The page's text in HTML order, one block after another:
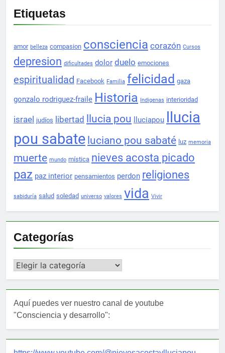
Etiquetas
amor belleza compasion consciencia corazón Cursos
depresion dificultades dolor duelo emociones
espiritualidad Facebook Familia felicidad gaza
gonzalo rodriguez-fraile Historia Indigenas interioridad
israel judíos libertad llucia pou lluciapou llucia
pou sabate luciano pou sabaté luz memoria
muerte mundo mística nieves acosta picado
paz paz interior pensamientos perdon religiones
sabiduría salud soledad universo valores vida Vivir
Categorías
Categorías
Aquí puedes ver nuestro canal de youtube
"Consciencia y desarrollo":